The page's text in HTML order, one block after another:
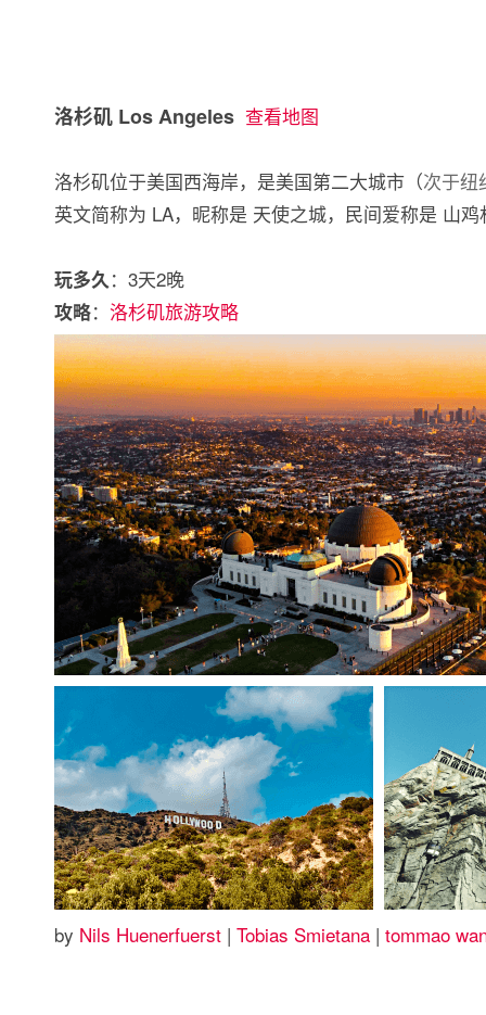
洛杉矶 Los Angeles 查看地图
洛杉矶位于美国西海岸，是美国第二大城市（次于纽
英文简称为 LA，昵称是 天使之城，民间爱称是 山鸡
玩多久：3天2晚
攻略： 洛杉矶旅游攻略
by Nils Huenerfuerst | Tobias Smietana | tommao